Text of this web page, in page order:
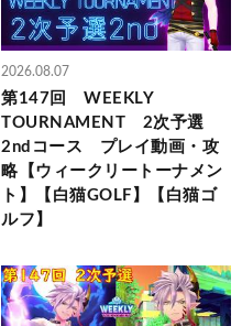
2026.08.07
第147回 WEEKLY
TOURNAMENT 2次予選
2ndコース プレイ動画・攻
略【ウィークリートーナメン
ト】【白猫GOLF】【白猫ゴ
ルフ】